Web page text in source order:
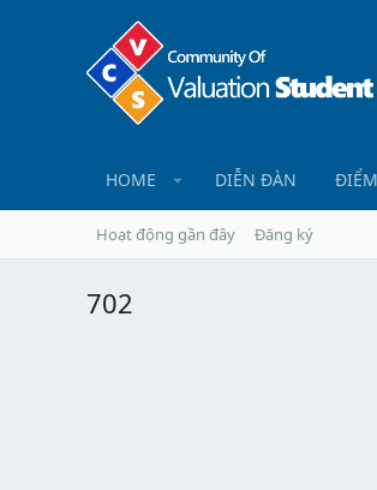
HOME DIỄN ĐÀN
Hoạt động gần đây Đăng ký
702